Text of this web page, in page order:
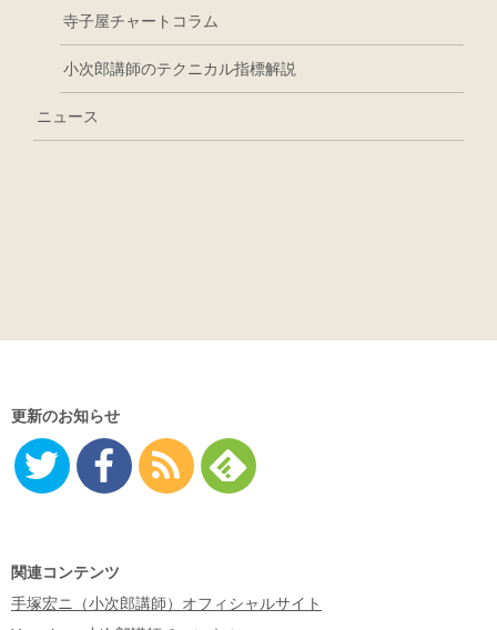
寺子屋チャートコラム
小次郎講師のテクニカル指標解説
ニュース
更新のお知らせ
関連コンテンツ
手塚宏ニ（小次郎講師）オフィシャルサイト